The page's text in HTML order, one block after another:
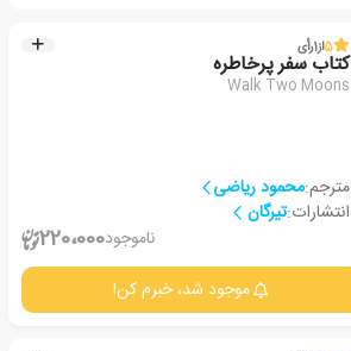
5از1رأی
کتاب سفر پرخاطره
Walk Two Moons
مترجم:محمود ریاضی
انتشارات:تیرگان
ناموجود220،000
موجود شد، خبرم کن!